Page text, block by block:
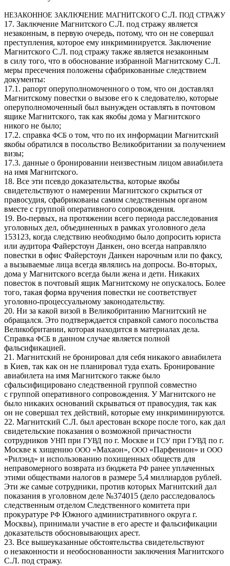
НЕЗАКОННОЕ ЗАКЛЮЧЕНИЕ МАГНИТСКОГО С.Л. ПОД СТРАЖУ
17. Заключение Магнитского С.Л. под стражу является
незаконным, в первую очередь, потому, что он не совершал
преступления, которое ему инкриминируется. Заключение
Магнитского С.Л. под стражу также является незаконным
в силу того, что в обоснование избранной Магнитскому С.Л.
меры пресечения положены сфабрикованные следствием
документы:
17.1. рапорт оперуполномоченного о том, что он доставлял
Магнитскому повестки о вызове его к следователю, которые
оперуполномоченный был вынужден оставлять в почтовом
ящике Магнитского, так как якобы дома у Магнитского
никого не было;
17.2. справка ФСБ о том, что по их информации Магнитский
якобы обратился в посольство Великобритании за получением
визы;
17.3. данные о бронировании неизвестным лицом авиабилета
на имя Магнитского.
18. Все эти псевдо доказательства, которые якобы
свидетельствуют о намерении Магнитского скрыться от
правосудия, сфабрикованы самим следственным органом
вместе с группой оперативного сопровождения.
19. Во-первых, на протяжении всего периода расследования
уголовных дел, объединенных в рамках уголовного дела
153123, когда следствию необходимо было допросить юриста
или аудитора Файерстоун Данкен, оно всегда направляло
повестки в офис Файерстоун Данкен нарочным или по факсу,
а вызываемые лица всегда являлись на допросы. Во-вторых,
дома у Магнитского всегда были жена и дети. Никаких
повесток в почтовый ящик Магнитскому не опускалось. Более
того, такая форма вручения повестки не соответствует
уголовно-процессуальному законодательству.
20. Ни за какой визой в Великобританию Магнитский не
обращался. Это подтверждается справкой самого посольства
Великобритании, которая находится в материалах дела.
Справка ФСБ в данном случае является полной
фальсификацией.
21. Магнитский не бронировал для себя никакого авиабилета
в Киев, так как он не планировал туда ехать. Бронирование
авиабилета на имя Магнитского также было
сфальсифицировано следственной группой совместно
с группой оперативного сопровождения. У Магнитского не
было никаких оснований скрываться от правосудия, так как
он не совершал тех действий, которые ему инкриминируются.
22. Магнитский С.Л. был арестован вскоре после того, как дал
свидетельские показания о возможной причастности
сотрудников УНП при ГУВД по г. Москве и ГСУ при ГУВД по г.
Москве к хищению ООО «Махаон», ООО «Парфенион» и ООО
«Рилэнд» и использованию похищенных обществ для
неправомерного возврата из бюджета РФ ранее уплаченных
этими обществами налогов в размере 5,4 миллиардов рублей.
Эти же самые сотрудники, против которых Магнитский дал
показания в уголовном деле №374015 (дело расследовалось
следственным отделом Следственного комитета при
прокуратуре РФ Южного административного округа г.
Москвы), принимали участие в его аресте и фальсификации
доказательств обосновывающих арест.
23. Все вышеуказанные обстоятельства свидетельствуют
о незаконности и необоснованности заключения Магнитского
С.Л. под стражу.